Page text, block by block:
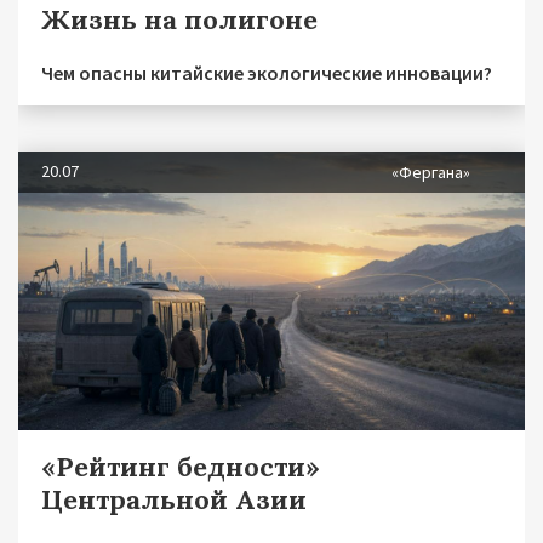
Жизнь на полигоне
Чем опасны китайские экологические инновации?
20.07 «Фергана»
«Рейтинг бедности»
Центральной Азии